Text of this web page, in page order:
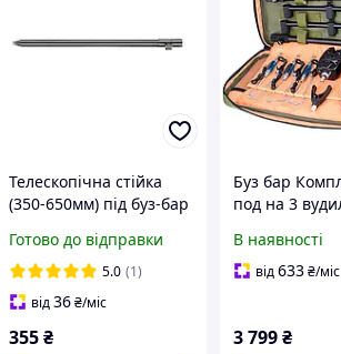
Телескопічна стійка
(350-650мм) під буз-бар
клювання з
нержавійки
Готово до відправки
5.0 (1)
від36₴/міс
355₴
Буз бар
под на 3
свінгера Hirisi
В наявності
від633 ₴/міс
3 799 ₴